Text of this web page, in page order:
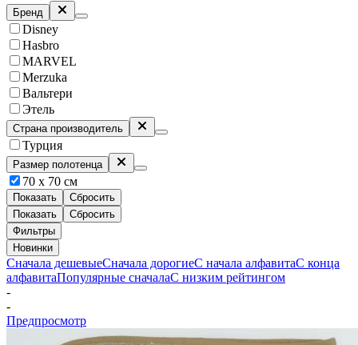
Бренд
Disney
Hasbro
MARVEL
Merzuka
Вальтери
Этель
Страна производитель
Турция
Размер полотенца
70 х 70 см
Показать
Сбросить
Показать
Сбросить
Фильтры
Новинки
Сначала дешевыеСначала дорогиеС начала алфавитаС конца
алфавитаПопулярные сначалаС низким рейтингом
-
-
Предпросмотр